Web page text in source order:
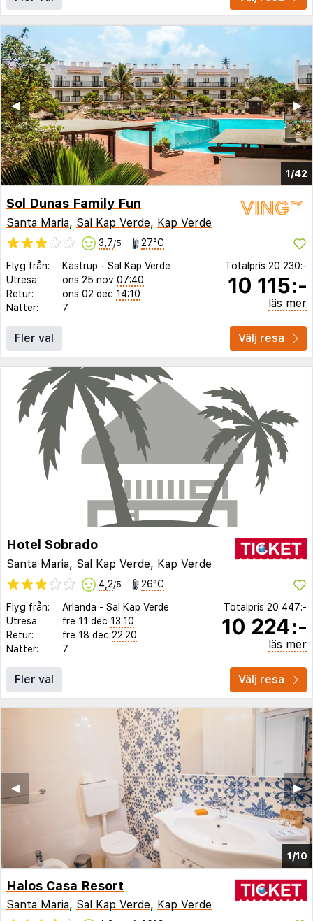
1/42
▶︎
◀︎
Sol Dunas Family Fun
Santa Maria, Sal Kap Verde, Kap Verde
3,7/5 27°C
Flyg från: Kastrup - Sal Kap Verde
Utresa:
ons 25 nov 07:40
Retur:
ons 02 dec 14:10
Nätter:
7
Totalpris 20 230:-
10 115:-
läs mer
Fler val Välj resa
Hotel Sobrado
Santa Maria, Sal Kap Verde, Kap Verde
4,2/5 26°C
Flyg från: Arlanda - Sal Kap Verde
Utresa:
fre 11 dec 13:10
Retur:
fre 18 dec 22:20
Nätter:
7
Totalpris 20 447:-
10 224:-
läs mer
Fler val Välj resa
1/10
▶︎
◀︎
Halos Casa Resort
Santa Maria, Sal Kap Verde, Kap Verde